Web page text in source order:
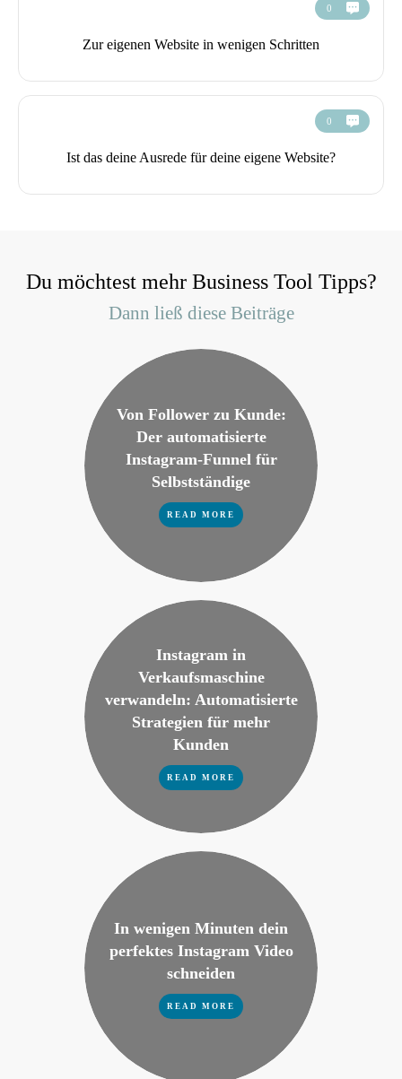
0
Zur eigenen Website in wenigen Schritten
0
Ist das deine Ausrede für deine eigene Website?
Du möchtest mehr Business Tool Tipps?
Dann ließ diese Beiträge
Von Follower zu Kunde:
Der automatisierte
Instagram-Funnel für
Selbstständige
READ MORE
Instagram in
Verkaufsmaschine
verwandeln: Automatisierte
Strategien für mehr
Kunden
READ MORE
In wenigen Minuten dein
perfektes Instagram Video
schneiden
READ MORE